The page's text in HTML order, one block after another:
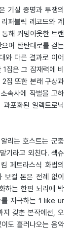
기실 증명과 투쟁의
퍼블릭 레코드와 계
해 커밍아웃한 트랜
며 탄탄대로를 걷는
와 다른 결과로 이어
집은 그 잠재력에 비
집 또한 본래 구상과
속사에 작별을 고하
포화된 일렉트로닉
리는 호스트는 군중
기라고 외친다. 섹슈
페트라스식 화법의
보컬 톤은 전례 없이
하는 한편 뇌리에 박
자극하는 ‘I like ur
갖춘 본작에선, 오
도 흘러나오는 음악